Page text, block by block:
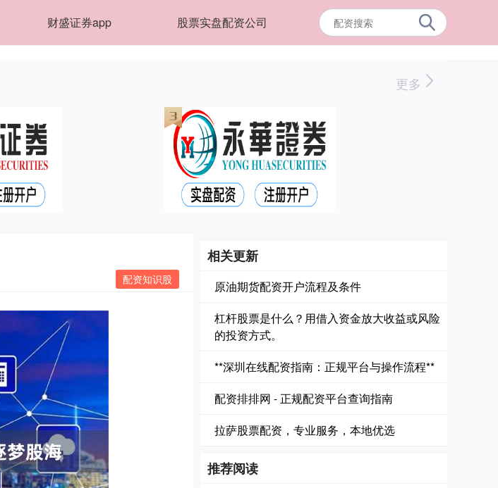
财盛证券app 股票实盘配资公司
更多
配资知识股
相关更新
原油期货配资开户流程及条件
杠杆股票是什么？用借入资金放大收益或风险
的投资方式。
**深圳在线配资指南：正规平台与操作流程**
配资排排网 - 正规配资平台查询指南
拉萨股票配资，专业服务，本地优选
推荐阅读